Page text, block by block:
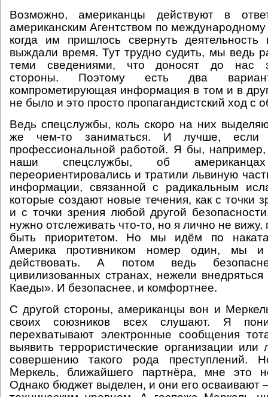
Возможно, американцы действуют в
американским Агентством по
когда им пришлось свернуть
выждали время. Тут трудно судить, мы ведь
теми сведениями, что доносят до нас
стороны. Поэтому есть два
компрометирующая информация в том и в
не было и это просто пропагандистский ход с
Ведь спецслужбы, коль скоро на них
же чем-то заниматься. И лучше, если
профессиональной работой. Я бы,
наши спецслужбы, об
переориентировались и тратили львиную
информации, связанной с радикальным
которые создают новые течения, как с точки
и с точки зрения любой другой
нужно отслеживать что-то, но я лично не
быть приоритетом. Но мы идём по
Америка противником номер один, мы и
действовать. А потом ведь
цивилизованных странах, нежели
Каеды». И безопаснее, и комфортнее.
С другой стороны, американцы вон и
своих союзников всех слушают. Я
перехватывают электронные сообщения
выявить террористические организации
совершению такого рода преступлений.
Меркель, ближайшего партнёра, мне это
Однако бюджет выделен, и они его